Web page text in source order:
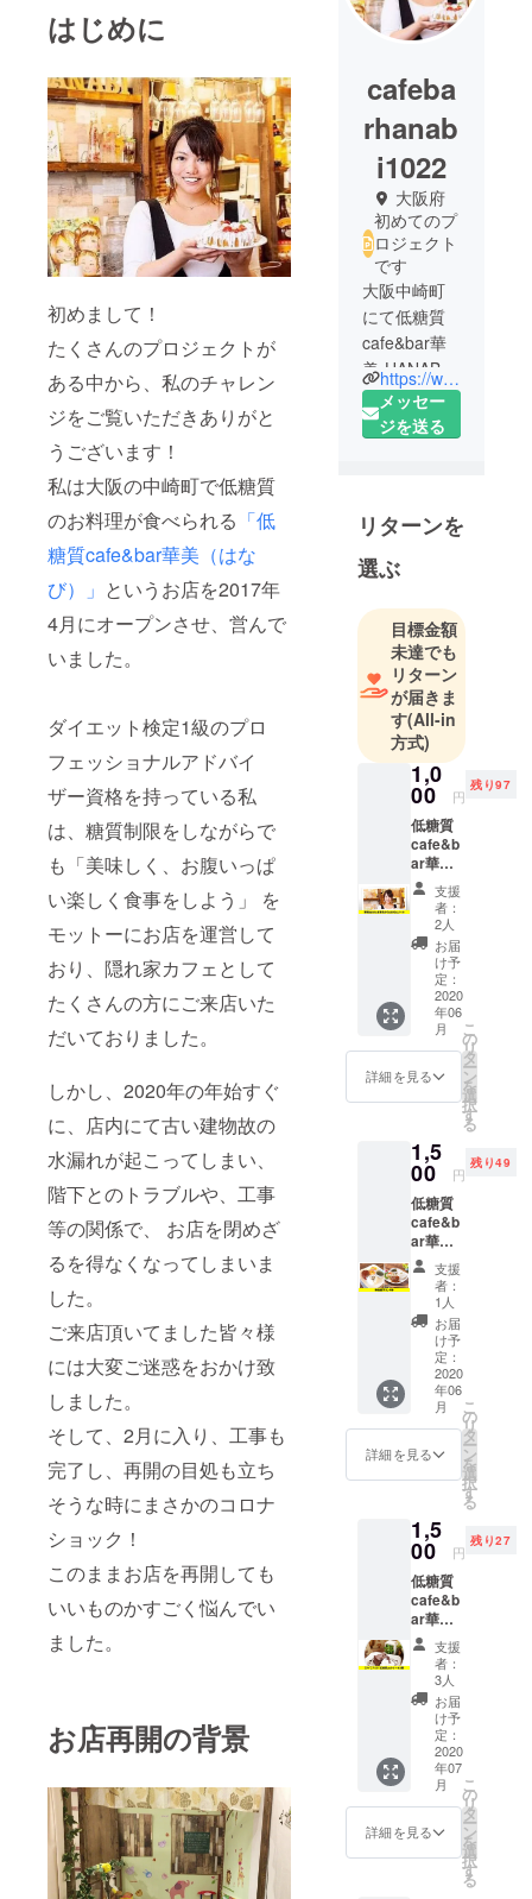
はじめに
初めまして！
たくさんのプロジェクトが
ある中から、私のチャレン
ジをご覧いただきありがと
うございます！
私は大阪の中崎町で低糖質
のお料理が食べられる 「低
糖質cafe&bar華美（はな
び）」 というお店を2017年
4月にオープンさせ、営んで
いました。
ダイエット検定1級のプロ
フェッショナルアドバイ
ザー資格を持っている私
は、糖質制限をしながらで
も「美味しく、お腹いっぱ
い楽しく食事をしよう」 を
モットーにお店を運営して
おり、隠れ家カフェとして
たくさんの方にご来店いた
だいておりました。
しかし、2020年の年始すぐ
に、店内にて古い建物故の
水漏れが起こってしまい、
階下とのトラブルや、工事
等の関係で、 お店を閉めざ
るを得なくなってしまいま
した。
ご来店頂いてました皆々様
には大変ご迷惑をおかけ致
しました。
そして、2月に入り、工事も
完了し、再開の目処も立ち
そうな時にまさかのコロナ
ショック！
このままお店を再開しても
いいものかすごく悩んでい
ました。
お店再開の背景
cafeba
rhanab
i1022
大阪府
初めてのプ
ロジェクト
です
大阪中崎町
にて低糖質
cafe&bar華
美-HANABI-
してまーす
(๑>◡<๑)
り！
ママさん達
の強い味
方！
ぜひ遊びに
来てくださ
いね！
大阪府大阪
市北区中崎1-
6-17 松一ビ
06-6225-
https://www.instagram.com/cafebar_hanabi/?hl=ja
メッセー
ジを送る
リターンを
選ぶ
目標金額
未達でも
リターン
が届きま
す(All-in
方式)
1,0
00 円
残り97
低糖質
cafe&b
ar華美
の店主
丸本華
余より
心のこ
もった
お礼の
メール
をお送
りさせ
ていた
だきま
す。 お
店を
ンさせ
てから
ここま
で色ん
なこと
があり
まし
た。 で
も、再
度お店
をオー
プンさ
せるこ
とがで
きるの
は皆さ
んのお
持ちを
メール
でお送
りしま
すの
で、受
け取っ
ていた
だけた
らと思
いま
す。 よ
ろしく
お願い
いたし
ます！
支援
者：
2人
お届
け予
定：
2020
年06
月
詳細を見る
こ
の
リ
タ
ー
ン
を
選
択
す
る
1,5
00 円
残り49
低糖質
cafe&b
ar華美
で親子
で楽し
めるラ
ンチ券
です。
こちら
でご購
入者様
を把握
してお
ります
ので、
ご来店
ケット
をご使
用いた
だくこ
とをお
伝えく
ださ
い。
『美味
しく楽
しく健
康にな
る食
事』を
モッ
トー
に、提
支援
者：
1人
お届
け予
定：
2020
年06
月
詳細を見る
こ
の
リ
タ
ー
ン
を
選
択
す
る
1,5
00 円
残り27
低糖質
cafe&b
ar華美
のテイ
クアウ
トケー
キ3つ
セット
です。
本来低
糖質
cafe&b
ar華美
のテイ
クアウ
トケー
支援
者：
3人
お届
け予
定：
2020
年07
月
詳細を見る
こ
の
リ
タ
ー
ン
を
選
択
す
る